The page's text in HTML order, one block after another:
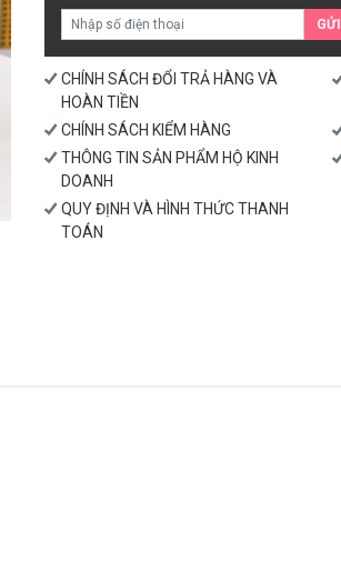
lượng
GỬI
CHÍNH SÁCH ĐỔI TRẢ HÀNG VÀ
HOÀN TIỀN
CHÍNH SÁCH KIỂM HÀNG
THÔNG TIN SẢN PHẨM HỘ KINH
DOANH
QUY ĐỊNH VÀ HÌNH THỨC THANH
TOÁN